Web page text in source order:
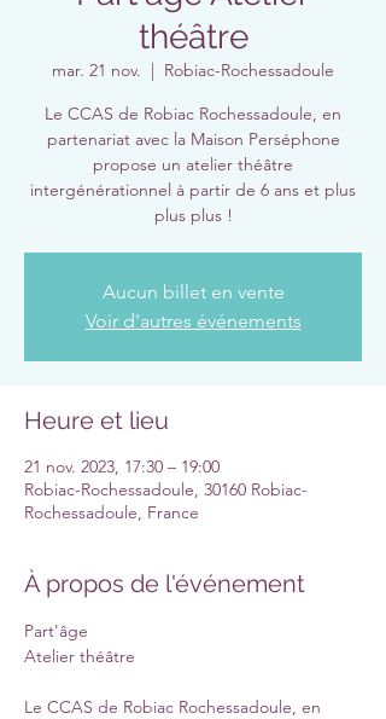
théâtre
mar. 21 nov.
  |
Robiac-Rochessadoule
Le CCAS de Robiac Rochessadoule, en
partenariat avec la Maison Perséphone
propose un atelier théâtre
intergénérationnel à partir de 6 ans et plus
plus plus !
Aucun billet en vente
Voir d'autres événements
Heure et lieu
21 nov. 2023, 17:30 – 19:00
Robiac-Rochessadoule, 30160 Robiac-
Rochessadoule, France
À propos de l'événement
Part'âge
Le CCAS de Robiac Rochessadoule, en